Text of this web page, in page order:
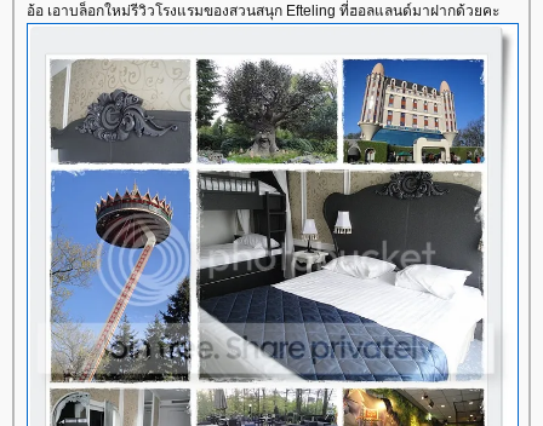
อ้อ เอาบล็อกใหม่รีวิวโรงแรมของสวนสนุก Efteling ที่ฮอลแลนด์มาฝากด้วยคะ